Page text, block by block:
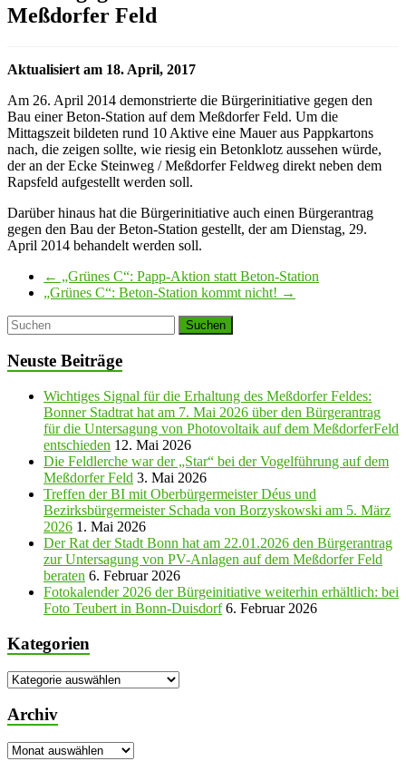
Meßdorfer Feld
Aktualisiert am 18. April, 2017
Am 26. April 2014 demonstrierte die Bürgerinitiative gegen den
Bau einer Beton-Station auf dem Meßdorfer Feld. Um die
Mittagszeit bildeten rund 10 Aktive eine Mauer aus Pappkartons
nach, die zeigen sollte, wie riesig ein Betonklotz aussehen würde,
der an der Ecke Steinweg / Meßdorfer Feldweg direkt neben dem
Rapsfeld aufgestellt werden soll.
Darüber hinaus hat die Bürgerinitiative auch einen Bürgerantrag
gegen den Bau der Beton-Station gestellt, der am Dienstag, 29.
April 2014 behandelt werden soll.
← „Grünes C“: Papp-Aktion statt Beton-Station
„Grünes C“: Beton-Station kommt nicht! →
Neuste Beiträge
Wichtiges Signal für die Erhaltung des Meßdorfer Feldes:
Bonner Stadtrat hat am 7. Mai 2026 über den Bürgerantrag
für die Untersagung von Photovoltaik auf dem MeßdorferFeld
entschieden 12. Mai 2026
Die Feldlerche war der „Star“ bei der Vogelführung auf dem
Meßdorfer Feld 3. Mai 2026
Treffen der BI mit Oberbürgermeister Déus und
Bezirksbürgermeister Schada von Borzyskowski am 5. März
2026 1. Mai 2026
Der Rat der Stadt Bonn hat am 22.01.2026 den Bürgerantrag
zur Untersagung von PV-Anlagen auf dem Meßdorfer Feld
beraten 6. Februar 2026
Fotokalender 2026 der Bürgeinitiative weiterhin erhältlich: bei
Foto Teubert in Bonn-Duisdorf 6. Februar 2026
Kategorien
Kategorien
Archiv
Archiv